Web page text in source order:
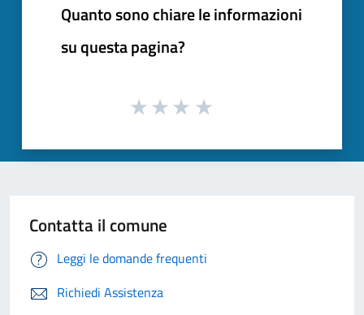
Quanto sono chiare le informazioni
su questa pagina?
Contatta il comune
Leggi le domande frequenti
Richiedi Assistenza